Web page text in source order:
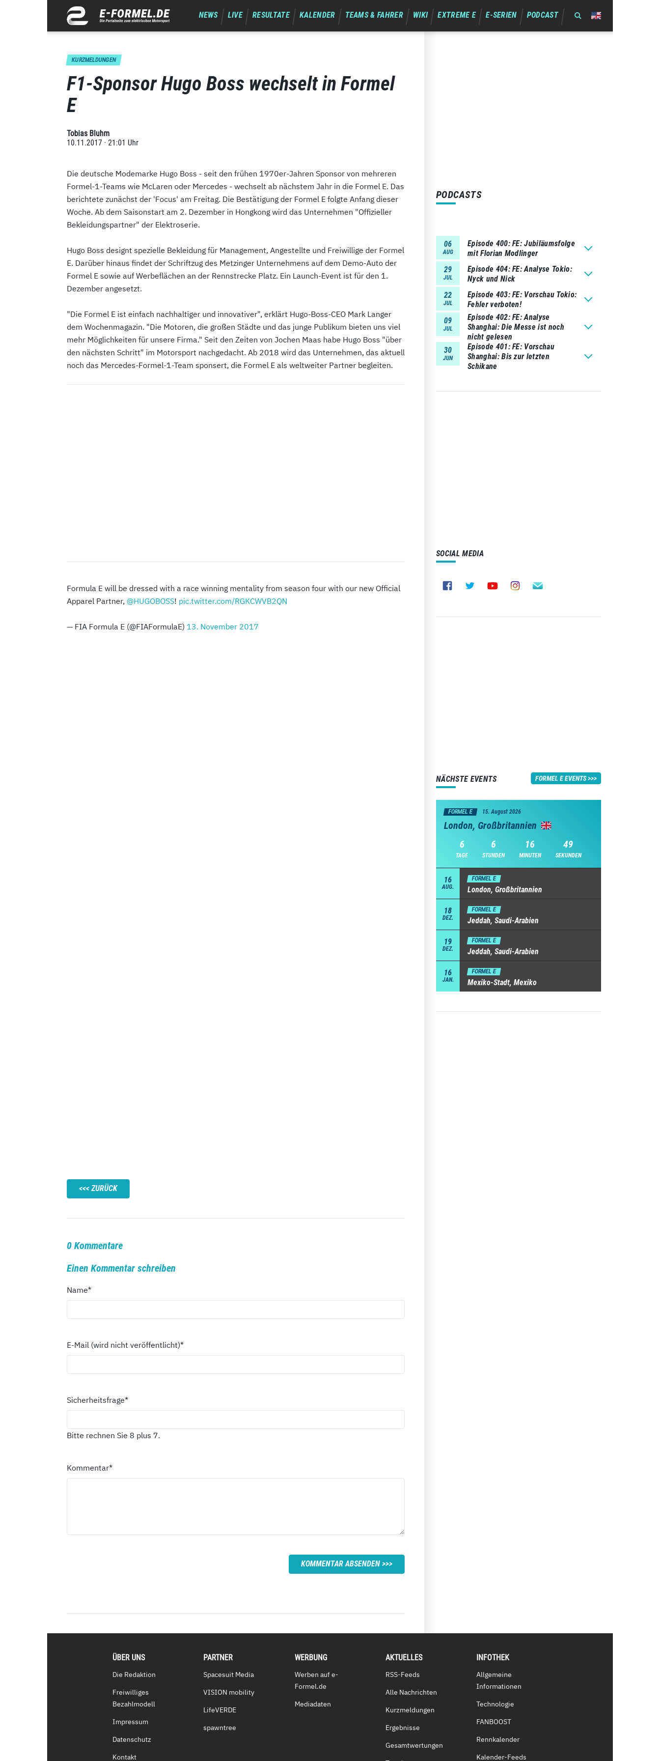
NEWS LIVE RESULTATE KALENDER TEAMS & FAHRER WIKI EXTREME E E-SERIEN PODCAST
KURZMELDUNGEN
F1-Sponsor Hugo Boss wechselt in Formel
E
Tobias Bluhm
10.11.2017 · 21:01 Uhr
Die deutsche Modemarke Hugo Boss - seit den frühen 1970er-Jahren Sponsor von mehreren
Formel-1-Teams wie McLaren oder Mercedes - wechselt ab nächstem Jahr in die Formel E. Das
berichtete zunächst der 'Focus' am Freitag. Die Bestätigung der Formel E folgte Anfang dieser
Woche. Ab dem Saisonstart am 2. Dezember in Hongkong wird das Unternehmen "Offizieller
Bekleidungspartner" der Elektroserie.
Hugo Boss designt spezielle Bekleidung für Management, Angestellte und Freiwillige der Formel
E. Darüber hinaus findet der Schriftzug des Metzinger Unternehmens auf dem Demo-Auto der
Formel E sowie auf Werbeflächen an der Rennstrecke Platz. Ein Launch-Event ist für den 1.
Dezember angesetzt.
"Die Formel E ist einfach nachhaltiger und innovativer", erklärt Hugo-Boss-CEO Mark Langer
dem Wochenmagazin. "Die Motoren, die großen Städte und das junge Publikum bieten uns viel
mehr Möglichkeiten für unsere Firma." Seit den Zeiten von Jochen Maas habe Hugo Boss "über
den nächsten Schritt" im Motorsport nachgedacht. Ab 2018 wird das Unternehmen, das aktuell
noch das Mercedes-Formel-1-Team sponsert, die Formel E als weltweiter Partner begleiten.
Formula E will be dressed with a race winning mentality from season four with our new Official
Apparel Partner, @HUGOBOSS! pic.twitter.com/RGKCWVB2QN
— FIA Formula E (@FIAFormulaE) 13. November 2017
ZURÜCK
0 Kommentare
Einen Kommentar schreiben
Name*
E-Mail (wird nicht veröffentlicht)*
Sicherheitsfrage*
Bitte rechnen Sie 8 plus 7.
Kommentar*
KOMMENTAR ABSENDEN
PODCASTS
06
AUG
Episode 400 FE: Jubiläumsfolge
mit Florian Modlinger
29
JUL
Episode 404 FE: Analyse Tokio:
Nyck und Nick
22
JUL
Episode 403 FE: Vorschau Tokio:
Fehler verboten!
09
JUL
Episode 402 FE: Analyse
Shanghai: Die Messe ist noch
nicht gelesen
30
JUN
Episode 401 FE: Vorschau
Shanghai: Bis zur letzten
Schikane
SOCIAL MEDIA
NÄCHSTE EVENTS FORMEL E EVENTS
FORMEL E 15. August 2026
London, Großbritannien
6
TAGE
6
STUNDEN
16
MINUTEN
49
SEKUNDEN
16
AUG.
FORMEL E
London, Großbritannien
18
DEZ.
FORMEL E
Jeddah, Saudi-Arabien
19
DEZ.
FORMEL E
Jeddah, Saudi-Arabien
16
JAN.
FORMEL E
Mexiko-Stadt, Mexiko
ÜBER UNS
Die Redaktion
Freiwilliges
Bezahlmodell
Impressum
Datenschutz
Kontakt
PARTNER
Spacesuit Media
VISION mobility
LifeVERDE
spawntree
WERBUNG
Werben auf e-
Formel.de
Mediadaten
AKTUELLES
RSS-Feeds
Alle Nachrichten
Kurzmeldungen
Ergebnisse
Gesamtwertungen
INFOTHEK
Allgemeine
Informationen
Technologie
FANBOOST
Rennkalender
Kalender-Feeds